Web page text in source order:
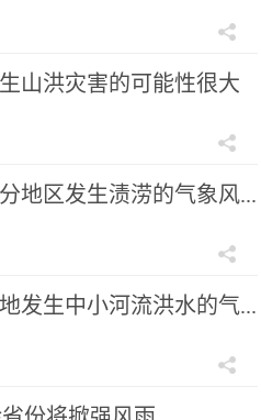
山洪灾害的可能性很大
地区发生渍涝的气象风...
发生中小河流洪水的气...